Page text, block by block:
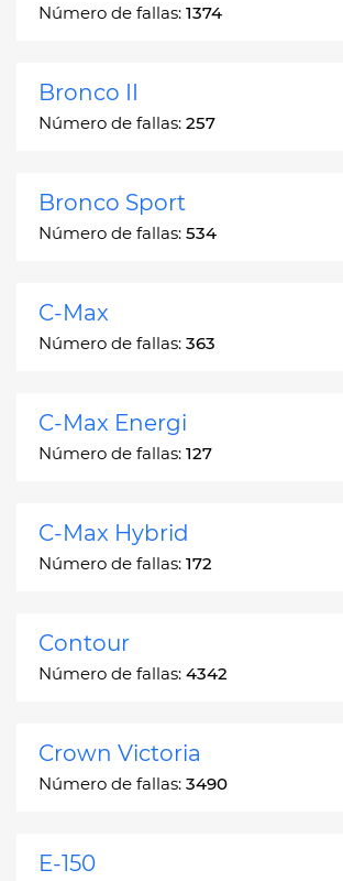
Número de fallas: 1374
Bronco II
Número de fallas: 257
Bronco Sport
Número de fallas: 534
C-Max
Número de fallas: 363
C-Max Energi
Número de fallas: 127
C-Max Hybrid
Número de fallas: 172
Contour
Número de fallas: 4342
Crown Victoria
Número de fallas: 3490
E-150